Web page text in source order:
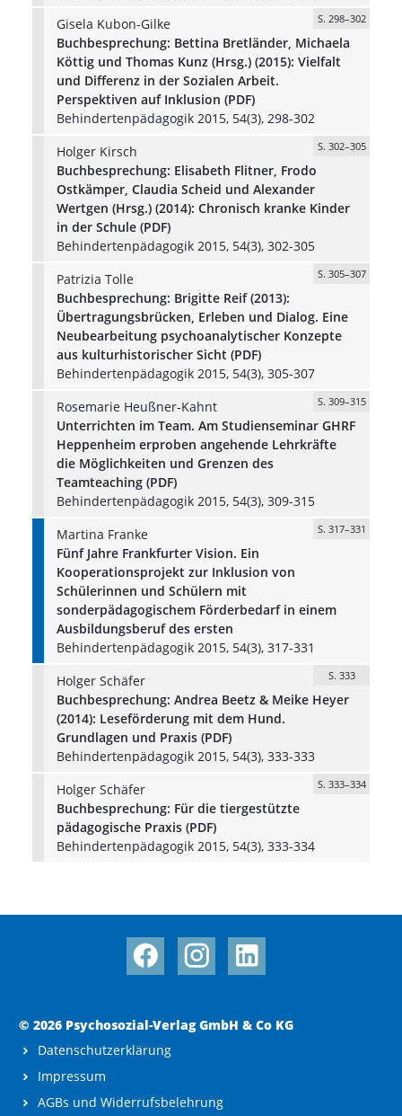
Gisela Kubon-Gilke
S. 298–302
Buchbesprechung: Bettina Bretländer, Michaela
Köttig und Thomas Kunz (Hrsg.) (2015): Vielfalt
und Differenz in der Sozialen Arbeit.
Perspektiven auf Inklusion (PDF)
Behindertenpädagogik 2015, 54(3), 298-302
Holger Kirsch
S. 302–305
Buchbesprechung: Elisabeth Flitner, Frodo
Ostkämper, Claudia Scheid und Alexander
Wertgen (Hrsg.) (2014): Chronisch kranke Kinder
in der Schule (PDF)
Behindertenpädagogik 2015, 54(3), 302-305
Patrizia Tolle
S. 305–307
Buchbesprechung: Brigitte Reif (2013):
Übertragungsbrücken, Erleben und Dialog. Eine
Neubearbeitung psychoanalytischer Konzepte
aus kulturhistorischer Sicht (PDF)
Behindertenpädagogik 2015, 54(3), 305-307
Rosemarie Heußner-Kahnt
S. 309–315
Unterrichten im Team. Am Studienseminar GHRF
Heppenheim erproben angehende Lehrkräfte
die Möglichkeiten und Grenzen des
Teamteaching (PDF)
Behindertenpädagogik 2015, 54(3), 309-315
Martina Franke
S. 317–331
Fünf Jahre Frankfurter Vision. Ein
Kooperationsprojekt zur Inklusion von
Schülerinnen und Schülern mit
sonderpädagogischem Förderbedarf in einem
Ausbildungsberuf des ersten
Behindertenpädagogik 2015, 54(3), 317-331
Holger Schäfer
S. 333
Buchbesprechung: Andrea Beetz & Meike Heyer
(2014): Leseförderung mit dem Hund.
Grundlagen und Praxis (PDF)
Behindertenpädagogik 2015, 54(3), 333-333
Holger Schäfer
S. 333–334
Buchbesprechung: Für die tiergestützte
pädagogische Praxis (PDF)
Behindertenpädagogik 2015, 54(3), 333-334
© 2026 Psychosozial-Verlag GmbH & Co KG
Datenschutzerklärung
Impressum
AGBs und Widerrufsbelehrung